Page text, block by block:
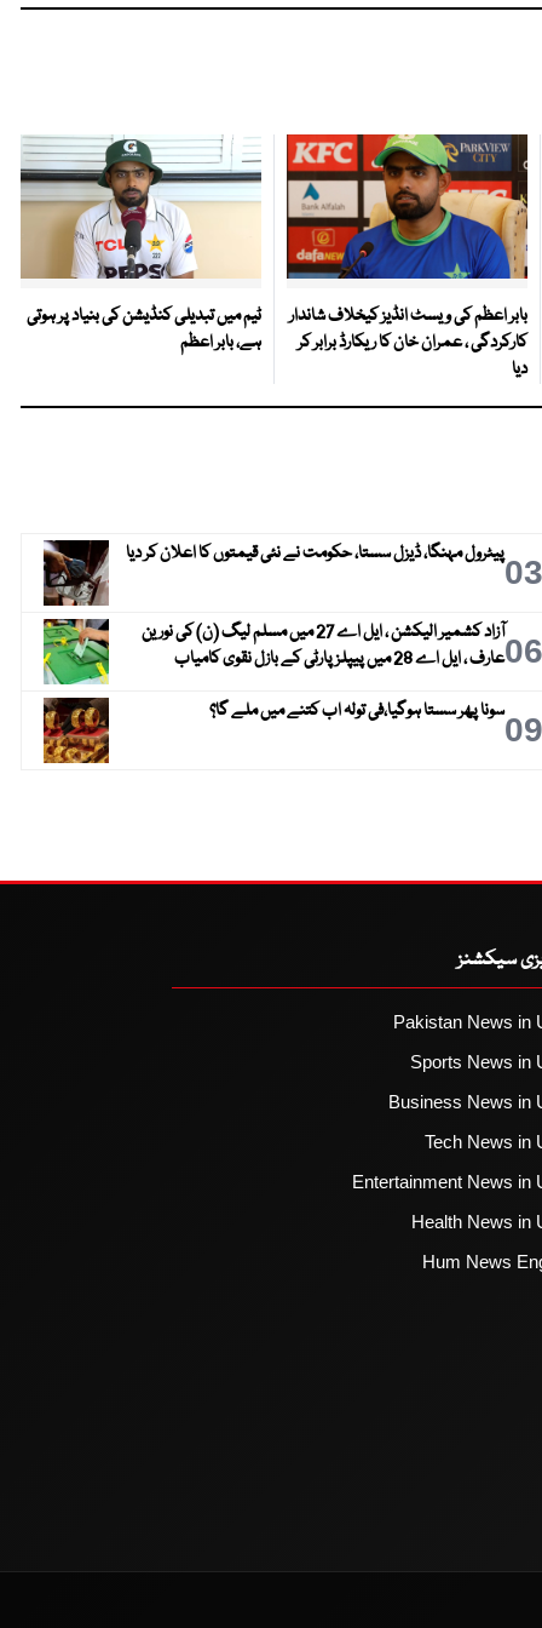
بابر اعظم کی ویسٹ انڈیز کیخلاف شاندار
کارکردگی ، عمران خان کا ریکارڈ برابر کر
دیا
ٹیم میں تبدیلی کنڈیشن کی بنیاد پر ہوتی
ہے، بابر اعظم
03پیٹرول مہنگا، ڈیزل سستا، حکومت نے نئی قیمتوں کا اعلان کر دیا
06
آزاد کشمیر الیکشن ، ایل اے 27 میں مسلم لیگ (ن) کی نورین
عارف ، ایل اے 28 میں پیپلز پارٹی کے بازل نقوی کامیاب
09سونا پھر سستا ہوگیا،فی تولہ اب کتنے میں ملے گا؟
سیکشنز
Pakistan News in
Sports News in
Business News in
Tech News in
Entertainment News in
Health News in
Hum News